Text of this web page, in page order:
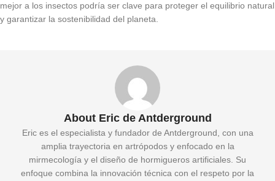
mejor a los insectos podría ser clave para proteger el equilibrio natural
y garantizar la sostenibilidad del planeta.
About Eric de Antderground
Eric es el especialista y fundador de Antderground, con una
amplia trayectoria en artrópodos y enfocado en la
mirmecología y el diseño de hormigueros artificiales. Su
enfoque combina la innovación técnica con el respeto por la